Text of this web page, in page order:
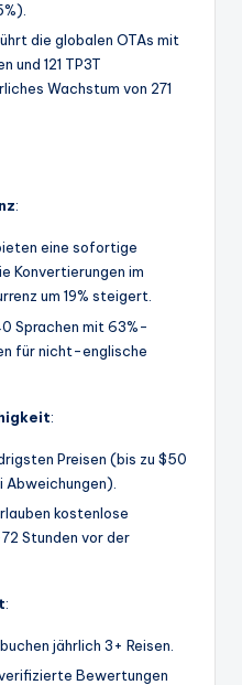
die globalen OTAs mit
und 121 TP3T
Wachstum von 271
:
eine sofortige
Konvertierungen im
um 19% steigert.
Sprachen mit 63%-
für nicht-englische
:
Preisen (bis zu $50
kostenlose
Stunden vor der
:
jährlich 3+ Reisen.
Bewertungen